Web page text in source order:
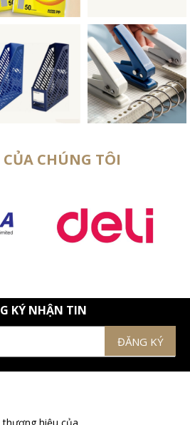
CHÚNG TÔI
KÝ NHẬN TIN
thương hiệu của